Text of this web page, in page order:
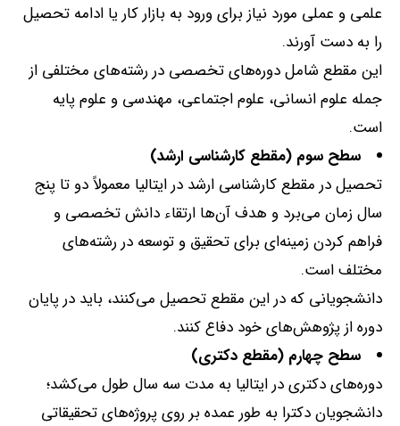
علمی و عملی مورد نیاز برای ورود به بازار کار یا ادامه تحصیل
را به دست آورند.
این مقطع شامل دوره‌های تخصصی در رشته‌های مختلفی از
جمله علوم انسانی، علوم اجتماعی، مهندسی و علوم پایه
است.
سطح سوم (مقطع کارشناسی ارشد)
تحصیل در مقطع کارشناسی ارشد در ایتالیا معمولاً دو تا پنج
سال زمان می‌برد و هدف آن‌ها ارتقاء دانش تخصصی و
فراهم کردن زمینه‌ای برای تحقیق و توسعه در رشته‌های
مختلف است.
دانشجویانی که در این مقطع تحصیل می‌کنند، باید در پایان
دوره از پژوهش‌های خود دفاع کنند.
سطح چهارم (مقطع دکتری)
دوره‌های دکتری در ایتالیا به مدت سه سال طول می‌کشد؛
دانشجویان دکترا به طور عمده بر روی پروژه‌های تحقیقاتی